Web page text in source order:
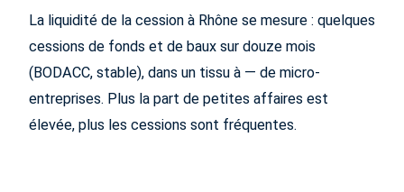
La liquidité de la cession à Rhône se mesure : quelques
cessions de fonds et de baux sur douze mois
(BODACC, stable), dans un tissu à — de micro-
entreprises. Plus la part de petites affaires est
élevée, plus les cessions sont fréquentes.